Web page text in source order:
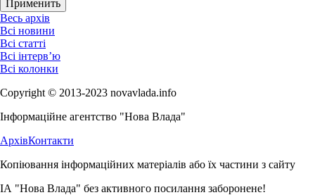
Весь архів
Всі новини
Всі статті
Всі інтерв’ю
Всі колонки
Copyright © 2013-2023 novavlada.info
Інформаційне агентство "Нова Влада"
АрхівКонтакти
Копіювання інформаційних матеріалів або їх частини з сайту
ІА "Нова Влада" без активного посилання заборонене!